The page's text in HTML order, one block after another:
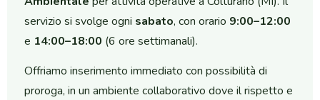
servizio si svolge ogni sabato, con orario 9:00–12:00
e 14:00–18:00 (6 ore settimanali).
Offriamo inserimento immediato con possibilità di
proroga, in un ambiente collaborativo dove il rispetto e